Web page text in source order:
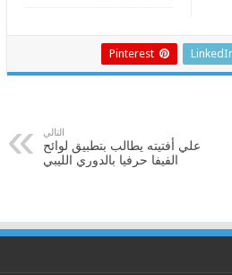
Pinterest
التالي
علي أفتيته يطالب بتطبيق لوائح
الفيفا حرفيا بالدوري الليبي